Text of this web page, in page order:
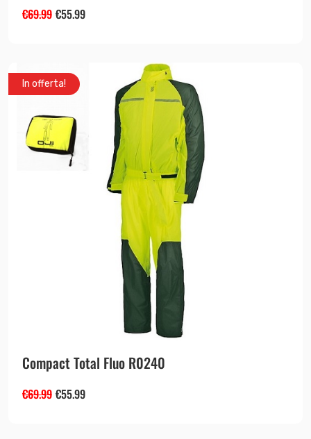
€69.99 €55.99
In offerta!
Compact Total Fluo R0240
€69.99 €55.99